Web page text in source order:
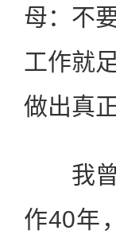
母：不
工作就
做出真
我曾
作40年